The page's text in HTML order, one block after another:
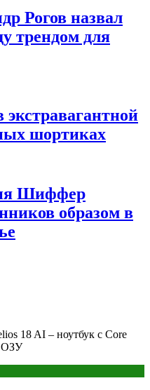
Рогов назвал
трендом для
экстравагантной
шортиках
Шиффер
образом в
18 AI – ноутбук с Core
ОЗУ